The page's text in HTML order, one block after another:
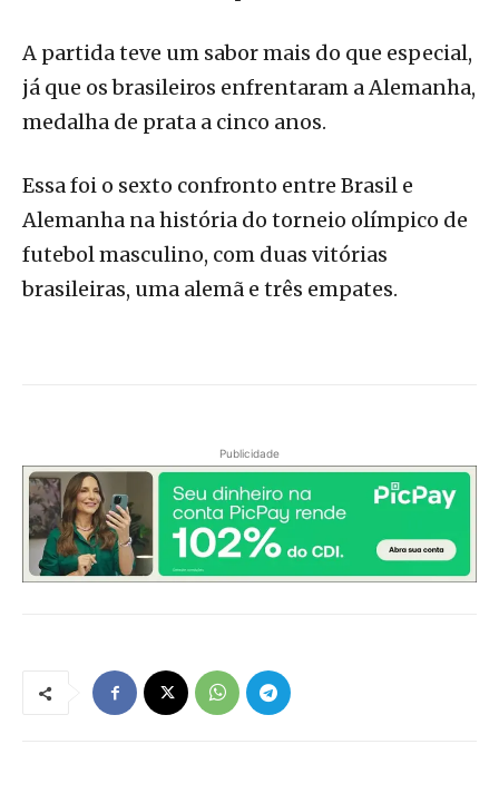
A partida teve um sabor mais do que especial,
já que os brasileiros enfrentaram a Alemanha,
medalha de prata a cinco anos.
Essa foi o sexto confronto entre Brasil e
Alemanha na história do torneio olímpico de
futebol masculino, com duas vitórias
brasileiras, uma alemã e três empates.
Publicidade